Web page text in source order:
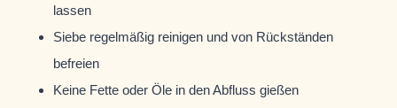
lassen
Siebe regelmäßig reinigen und von Rückständen
befreien
Keine Fette oder Öle in den Abfluss gießen